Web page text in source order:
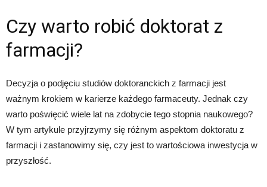
Czy warto robić doktorat z
farmacji?
Decyzja o podjęciu studiów doktoranckich z farmacji jest
ważnym krokiem w karierze każdego farmaceuty. Jednak czy
warto poświęcić wiele lat na zdobycie tego stopnia naukowego?
W tym artykule przyjrzymy się różnym aspektom doktoratu z
farmacji i zastanowimy się, czy jest to wartościowa inwestycja w
przyszłość.